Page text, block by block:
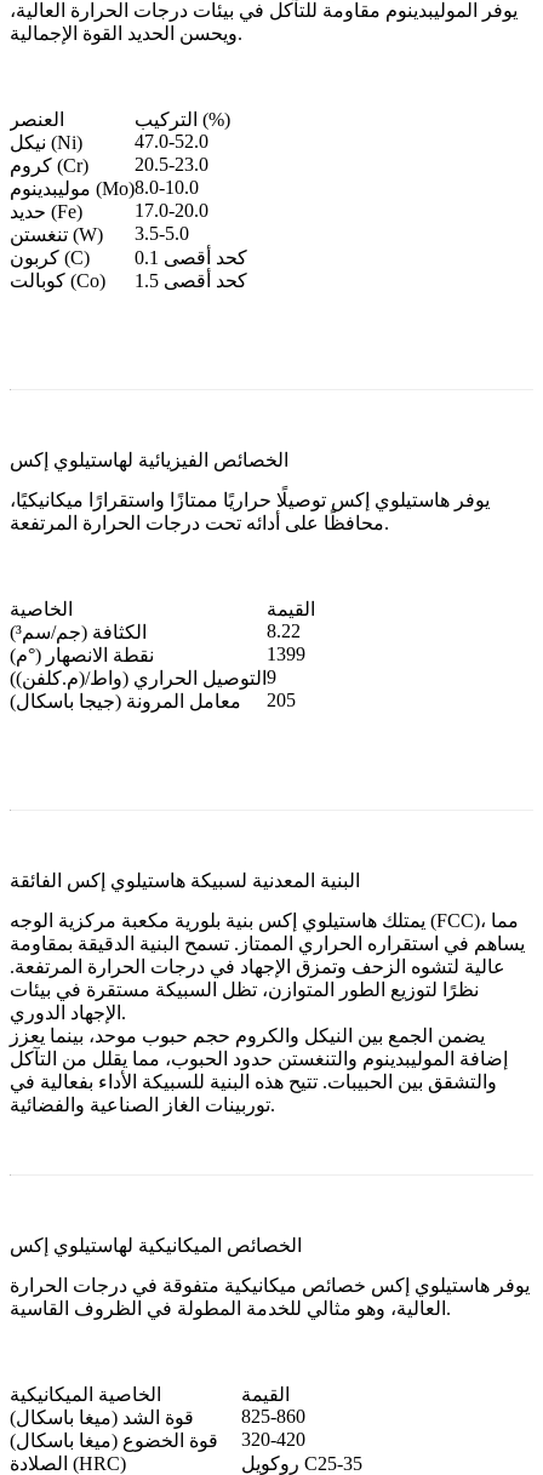
يوفر الموليبدينوم مقاومة للتآكل في بيئات درجات الحرارة العالية،
ويحسن الحديد القوة الإجمالية.
العنصر
التركيب (%)
نيكل (Ni)
47.0-52.0
كروم (Cr)
20.5-23.0
موليبدينوم (Mo)8.0-10.0
حديد (Fe)
17.0-20.0
تنغستن (W)
3.5-5.0
كربون (C)
0.1 كحد أقصى
كوبالت (Co)
1.5 كحد أقصى
الخصائص الفيزيائية لهاستيلوي إكس
يوفر هاستيلوي إكس توصيلًا حراريًا ممتازًا واستقرارًا ميكانيكيًا،
محافظًا على أدائه تحت درجات الحرارة المرتفعة.
الخاصية
القيمة
الكثافة (جم/سم³)
8.22
نقطة الانصهار (°م)
1399
التوصيل الحراري (واط/(م.كلفن)) 9
معامل المرونة (جيجا باسكال)
205
البنية المعدنية لسبيكة هاستيلوي إكس الفائقة
يمتلك هاستيلوي إكس بنية بلورية مكعبة مركزية الوجه (FCC)، مما
يساهم في استقراره الحراري الممتاز. تسمح البنية الدقيقة بمقاومة
عالية لتشوه الزحف وتمزق الإجهاد في درجات الحرارة المرتفعة.
نظرًا لتوزيع الطور المتوازن، تظل السبيكة مستقرة في بيئات
الإجهاد الدوري.
يضمن الجمع بين النيكل والكروم حجم حبوب موحد، بينما يعزز
إضافة الموليبدينوم والتنغستن حدود الحبوب، مما يقلل من التآكل
والتشقق بين الحبيبات. تتيح هذه البنية للسبيكة الأداء بفعالية في
توربينات الغاز الصناعية والفضائية.
الخصائص الميكانيكية لهاستيلوي إكس
يوفر هاستيلوي إكس خصائص ميكانيكية متفوقة في درجات الحرارة
العالية، وهو مثالي للخدمة المطولة في الظروف القاسية.
الخاصية الميكانيكية
القيمة
قوة الشد (ميغا باسكال)
825-860
قوة الخضوع (ميغا باسكال)
320-420
الصلادة (HRC)
روكويل C25-35